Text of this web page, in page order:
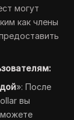
могут
как члены
»: После
вы